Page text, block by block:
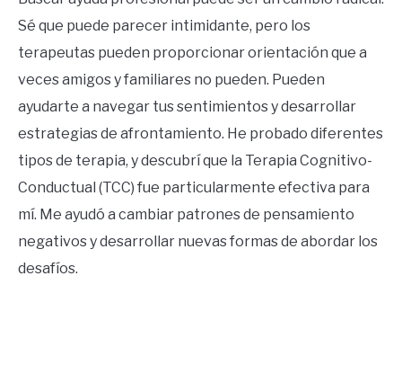
Sé que puede parecer intimidante, pero los
terapeutas pueden proporcionar orientación que a
veces amigos y familiares no pueden. Pueden
ayudarte a navegar tus sentimientos y desarrollar
estrategias de afrontamiento. He probado diferentes
tipos de terapia, y descubrí que la Terapia Cognitivo-
Conductual (TCC) fue particularmente efectiva para
mí. Me ayudó a cambiar patrones de pensamiento
negativos y desarrollar nuevas formas de abordar los
desafíos.